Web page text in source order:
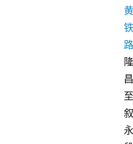
黄
铁
路
隆
昌
至
叙
永